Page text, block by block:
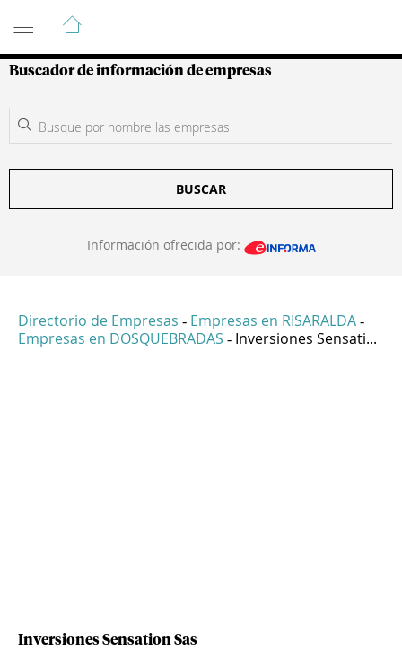
Guía de Empresas Colombianas
Buscador de información de empresas
BUSCAR
Información ofrecida por:
Directorio de Empresas - Empresas en RISARALDA -
Empresas en DOSQUEBRADAS - Inversiones Sensati...
Inversiones Sensation Sas